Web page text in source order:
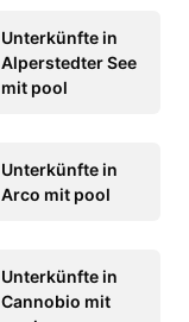
Unterkünfte in
Alperstedter See
mit pool
Unterkünfte in
Arco mit pool
Unterkünfte in
Cannobio mit